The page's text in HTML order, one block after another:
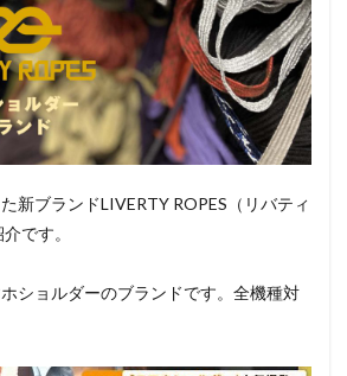
新ブランドLIVERTY ROPES（リバティ
です。
ショルダーのブランドです。全機種対